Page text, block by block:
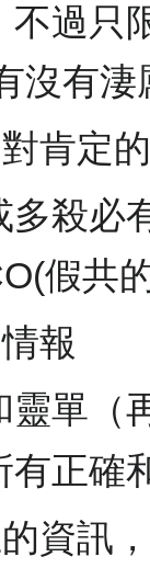
不過只
沒有淒
肯定
多殺必
假共
報
靈單（
有正確
資訊